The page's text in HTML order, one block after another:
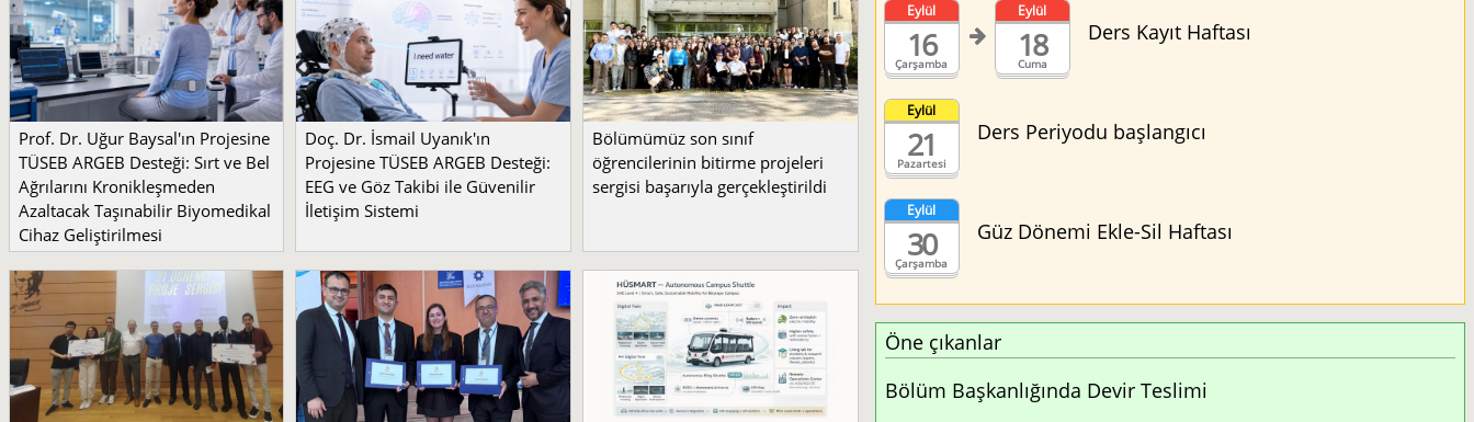
Prof. Dr. Uğur Baysal'ın Projesine
TÜSEB ARGEB Desteği: Sırt ve Bel
Ağrılarını Kronikleşmeden
Azaltacak Taşınabilir Biyomedikal
Cihaz Geliştirilmesi
Doç. Dr. İsmail Uyanık'ın
Projesine TÜSEB ARGEB Desteği:
EEG ve Göz Takibi ile Güvenilir
İletişim Sistemi
Bölümümüz son sınıf
öğrencilerinin bitirme projeleri
sergisi başarıyla gerçekleştirildi
Çarşamba
Eylül
16 Cuma
Eylül
18 Ders Kayıt Haftası
Pazartesi
Eylül
21 Ders Periyodu başlangıcı
Çarşamba
Eylül
30 Güz Dönemi Ekle-Sil Haftası
Öne çıkanlar
Bölüm Başkanlığında Devir Teslimi